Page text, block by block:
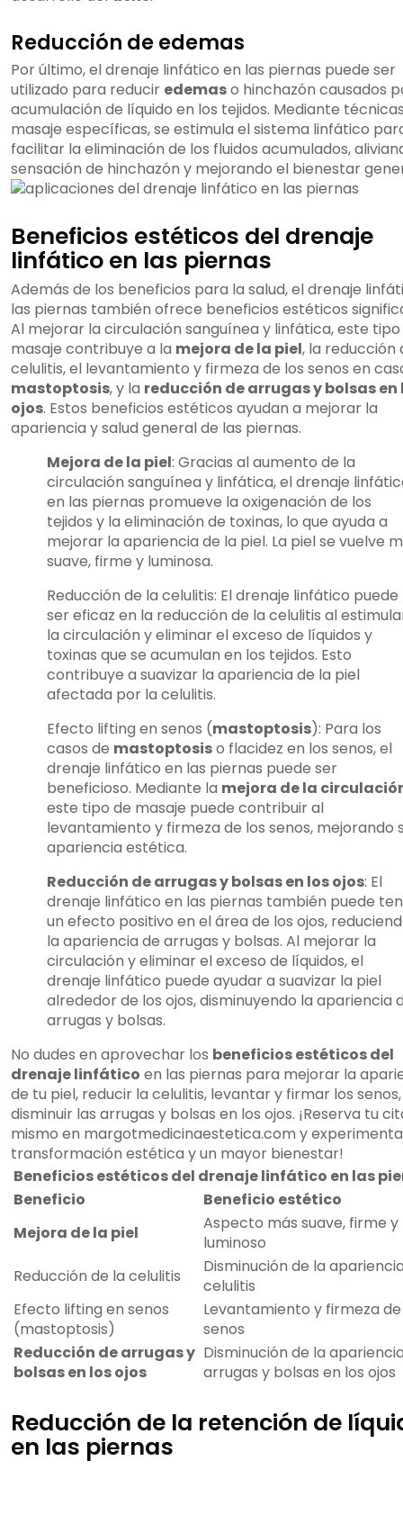
Reducción de edemas
Por último, el drenaje linfático en las piernas puede ser
utilizado para reducir edemaso hinchazón causados
acumulación de líquido en los tejidos. Mediante
masaje específicas, se estimula el sistema linfático
facilitar la eliminación de los fluidos acumulados,
sensación de hinchazón y mejorando el bienestar
Beneficios estéticos del drenaje
linfático en las piernas
Además de los beneficios para la salud, el drenaje
las piernas también ofrece beneficios estéticos
Al mejorar la circulación sanguínea y linfática, este
masaje contribuye a la mejora de la piel, la reducción
celulitis, el levantamiento y firmeza de los senos en
mastoptosis, y la reducción de arrugas y bolsas en
ojos. Estos beneficios estéticos ayudan a mejorar la
apariencia y salud general de las piernas.
Mejora de la piel: Gracias al aumento de la
circulación sanguínea y linfática, el drenaje
en las piernas promueve la oxigenación de los
tejidos y la eliminación de toxinas, lo que ayuda a
mejorar la apariencia de la piel. La piel se vuelve
suave, firme y luminosa.
Reducción de la celulitis: El drenaje linfático puede
ser eficaz en la reducción de la celulitis al
la circulación y eliminar el exceso de líquidos y
toxinas que se acumulan en los tejidos. Esto
contribuye a suavizar la apariencia de la piel
afectada por la celulitis.
Efecto lifting en senos (mastoptosis): Para los
casos de mastoptosiso flacidez en los senos, el
drenaje linfático en las piernas puede ser
beneficioso. Mediante la mejora de la
este tipo de masaje puede contribuir al
levantamiento y firmeza de los senos, mejorando
apariencia estética.
Reducción de arrugas y bolsas en los ojos: El
drenaje linfático en las piernas también puede
un efecto positivo en el área de los ojos,
la apariencia de arrugas y bolsas. Al mejorar la
circulación y eliminar el exceso de líquidos, el
drenaje linfático puede ayudar a suavizar la piel
alrededor de los ojos, disminuyendo la apariencia
arrugas y bolsas.
No dudes en aprovechar los beneficios estéticos del
drenaje linfático en las piernas para mejorar la
de tu piel, reducir la celulitis, levantar y firmar los
disminuir las arrugas y bolsas en los ojos. ¡Reserva tu
mismo en margotmedicinaestetica.com y
transformación estética y un mayor bienestar!
Beneficios estéticos del drenaje linfático en las
Beneficio
Beneficio estético
Mejora de la piel
Aspecto más suave, firme y
luminoso
Reducción de la celulitis
Disminución de la
celulitis
Efecto lifting en senos
(mastoptosis)
Levantamiento y firmeza
senos
Reducción de arrugas y
bolsas en los ojos
Disminución de la
arrugas y bolsas en los ojos
Reducción de la retención de
en las piernas